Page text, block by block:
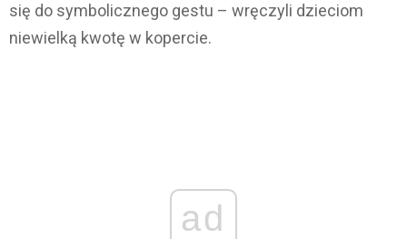
się do symbolicznego gestu – wręczyli dzieciom
niewielką kwotę w kopercie.
ad